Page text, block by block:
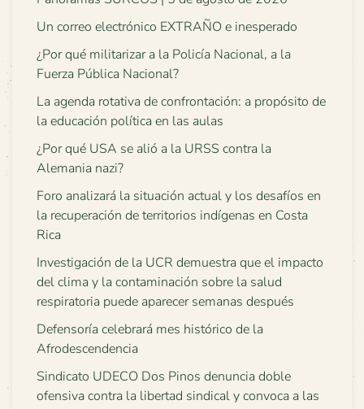
Un correo electrónico EXTRAÑO e inesperado
¿Por qué militarizar a la Policía Nacional, a la
Fuerza Pública Nacional?
La agenda rotativa de confrontación: a propósito de
la educación política en las aulas
¿Por qué USA se alió a la URSS contra la
Alemania nazi?
Foro analizará la situación actual y los desafíos en
la recuperación de territorios indígenas en Costa
Rica
Investigación de la UCR demuestra que el impacto
del clima y la contaminación sobre la salud
respiratoria puede aparecer semanas después
Defensoría celebrará mes histórico de la
Afrodescendencia
Sindicato UDECO Dos Pinos denuncia doble
ofensiva contra la libertad sindical y convoca a las